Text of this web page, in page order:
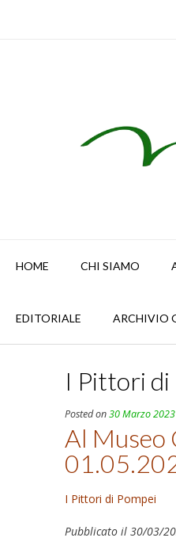
HOME CHI SIAMO
EDITORIALE ARCHIVIO
I Pittori di
Posted on30 Marzo 2023
Al Museo
I Pittori di Pompei
Pubblicato il 30/03/